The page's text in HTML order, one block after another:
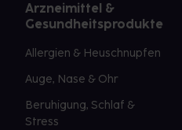
Arzneimittel &
Gesundheitsprodukte
Allergien & Heuschnupfen
Auge, Nase & Ohr
Beruhigung, Schlaf &
Stress